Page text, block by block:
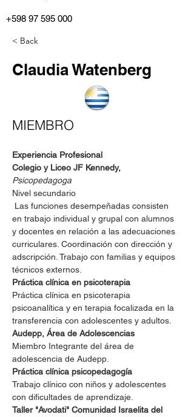
+598 97 595 000
< Back
Claudia Watenberg
MIEMBRO
Experiencia Profesional
Colegio y Liceo JF Kennedy,
Psicopedagoga
Nivel secundario
en trabajo individual y grupal con alumnos
y docentes en relación a las adecuaciones
curriculares. Coordinación con dirección y
adscripción. Trabajo con familias y equipos
técnicos externos.
Práctica clínica en psicoterapia
Práctica clínica en psicoterapia
psicoanalítica y en terapia focalizada en la
transferencia con adolescentes y adultos.
Audepp, Área de Adolescencias
Miembro Integrante del área de
adolescencia de Audepp.
Práctica clínica psicopedagogía
Trabajo clínico con niños y adolescentes
con dificultades de aprendizaje.
Taller "Avodati" Comunidad Israelita del